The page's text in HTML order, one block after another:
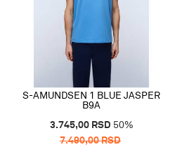
S-AMUNDSEN 1 BLUE JASPER
B9A
3.745,00 RSD 50%
7.490,00RSD